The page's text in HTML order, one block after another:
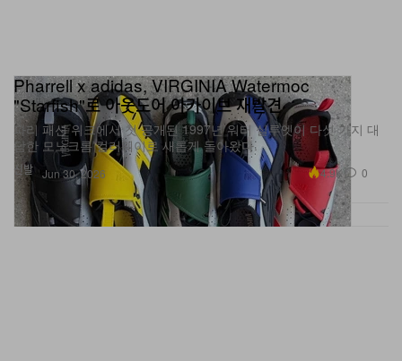
신발
"Starfish"로 아웃도어 아카이브 재발견
파리 패션 위크에서 첫 공개된 1997년 워터 실루엣이 다섯 가지 대
담한 모노크롬 컬러웨이로 새롭게 돌아왔다.
Jun 30, 2026 4.9K